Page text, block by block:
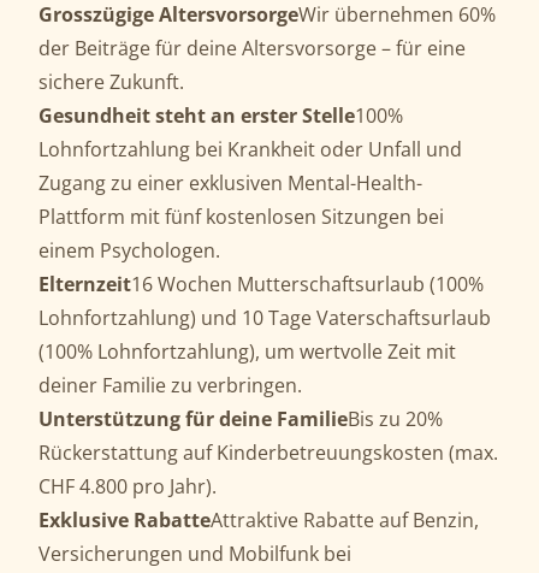
Grosszügige AltersvorsorgeWir übernehmen 60%
der Beiträge für deine Altersvorsorge – für eine
sichere Zukunft.
Gesundheit steht an erster Stelle100%
Lohnfortzahlung bei Krankheit oder Unfall und
Zugang zu einer exklusiven Mental-Health-
Plattform mit fünf kostenlosen Sitzungen bei
einem Psychologen.
Elternzeit16 Wochen Mutterschaftsurlaub (100%
Lohnfortzahlung) und 10 Tage Vaterschaftsurlaub
(100% Lohnfortzahlung), um wertvolle Zeit mit
deiner Familie zu verbringen.
Unterstützungfür deine FamilieBis zu 20%
Rückerstattung auf Kinderbetreuungskosten (max.
CHF 4.800 pro Jahr).
Exklusive RabatteAttraktive Rabatte auf Benzin,
Versicherungen und Mobilfunk bei